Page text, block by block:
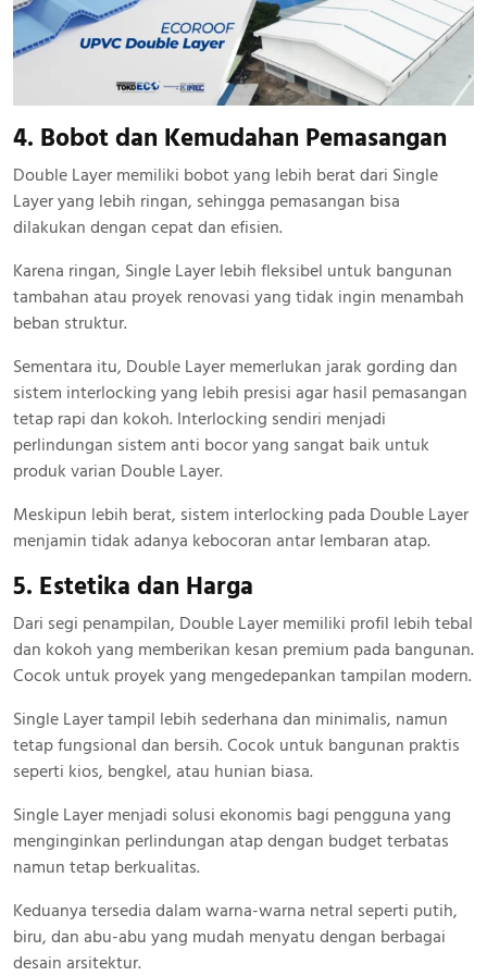
4. Bobot dan Kemudahan Pemasangan
Double Layer memiliki bobot yang lebih berat dari Single
Layer yang lebih ringan, sehingga pemasangan bisa
dilakukan dengan cepat dan efisien.
Karena ringan, Single Layer lebih fleksibel untuk bangunan
tambahan atau proyek renovasi yang tidak ingin menambah
beban struktur.
Sementara itu, Double Layer memerlukan jarak gording dan
sistem interlocking yang lebih presisi agar hasil pemasangan
tetap rapi dan kokoh. Interlocking sendiri menjadi
perlindungan sistem anti bocor yang sangat baik untuk
produk varian Double Layer.
Meskipun lebih berat, sistem interlocking pada Double Layer
menjamin tidak adanya kebocoran antar lembaran atap.
5. Estetika dan Harga
Dari segi penampilan, Double Layer memiliki profil lebih tebal
dan kokoh yang memberikan kesan premium pada bangunan.
Cocok untuk proyek yang mengedepankan tampilan modern.
Single Layer tampil lebih sederhana dan minimalis, namun
tetap fungsional dan bersih. Cocok untuk bangunan praktis
seperti kios, bengkel, atau hunian biasa.
Single Layer menjadi solusi ekonomis bagi pengguna yang
menginginkan perlindungan atap dengan budget terbatas
namun tetap berkualitas.
Keduanya tersedia dalam warna-warna netral seperti putih,
biru, dan abu-abu yang mudah menyatu dengan berbagai
desain arsitektur.